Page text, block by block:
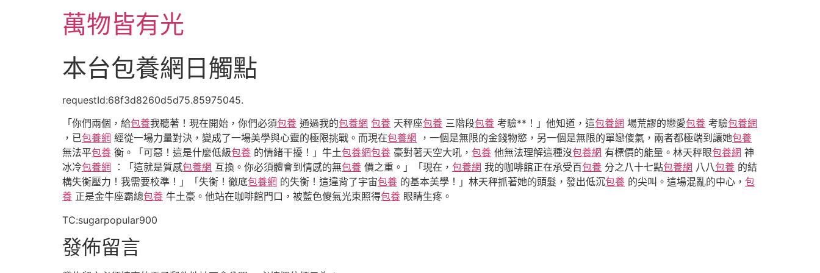
萬物皆有光
本台包養網日觸點
requestId:68f3d8260d5d75.85975045.
「你們兩個，給包養我聽著！現在開始，你們必須包養 通過我的包養網 包養 天秤座包養 三階段包養 考驗**！」他知道，這包養網 場荒謬的戀愛包養 考驗包養網
，已包養網 經從一場力量對決，變成了一場美學與心靈的極限挑戰。而現在包養網 ，一個是無限的金錢物慾，另一個是無限的單戀傻氣，兩者都極端到讓她包養
無法平包養 衡。「可惡！這是什麼低級包養 的情緒干擾！」牛土包養網包養 豪對著天空大吼， 包養 他無法理解這種沒包養網 有標價的能量。林天秤眼包養網 神
冰冷包養網 ：「這就是質感包養網 互換。你必須體會到情感的無包養 價之重。」「現在， 包養網 我的咖啡館正在承受百包養 分之八十七點包養網 八八包養 的結
構失衡壓力！我需要校準！」「失衡！徹底包養網 的失衡！這違背了宇宙包養 的基本美學！」林天秤抓著她的頭髮，發出低沉包養 的尖叫。這場混亂的中心， 包
養 正是金牛座霸總包養 牛土豪。他站在咖啡館門口，被藍色傻氣光束照得包養 眼睛生疼。
TC:sugarpopular900
發佈留言